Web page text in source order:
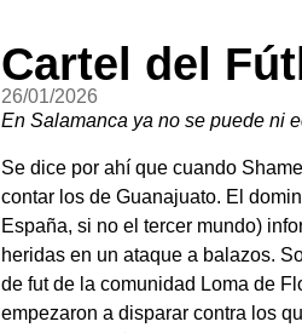
Cartel del
26/01/2026
En Salamanca ya no se puede ni
Se dice por ahí que cuando
contar los de Guanajuato. El
España, si no el tercer mundo)
heridas en un ataque a balazos.
de fut de la comunidad Loma de
empezaron a disparar contra los